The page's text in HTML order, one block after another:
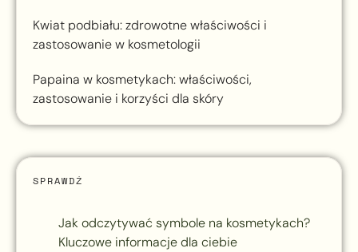
Kwiat podbiału: zdrowotne właściwości i
zastosowanie w kosmetologii
Papaina w kosmetykach: właściwości,
zastosowanie i korzyści dla skóry
SPRAWDŹ
Jak odczytywać symbole na kosmetykach?
Kluczowe informacje dla ciebie